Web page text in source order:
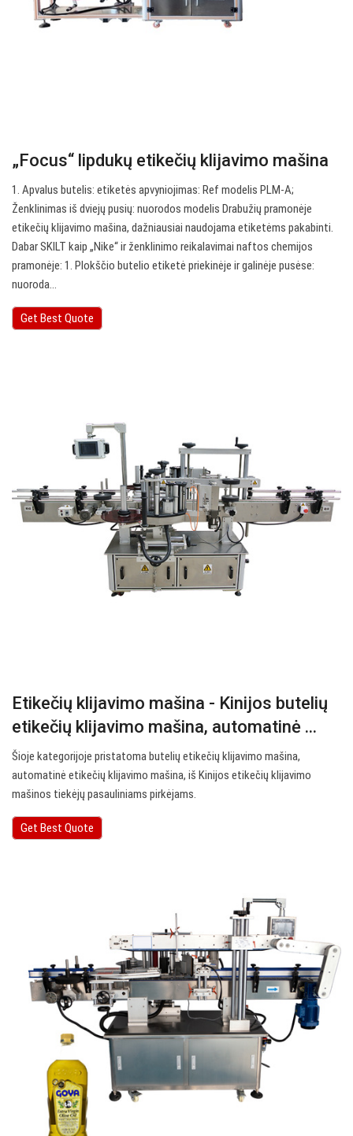
„Focus“ lipdukų etikečių klijavimo mašina
1. Apvalus butelis: etiketės apvyniojimas: Ref modelis PLM-A;
Ženklinimas iš dviejų pusių: nuorodos modelis Drabužių pramonėje
etikečių klijavimo mašina, dažniausiai naudojama etiketėms pakabinti.
Dabar SKILT kaip „Nike“ ir ženklinimo reikalavimai naftos chemijos
pramonėje: 1. Plokščio butelio etiketė priekinėje ir galinėje pusėse:
nuoroda…
Get Best Quote
Etikečių klijavimo mašina - Kinijos butelių
etikečių klijavimo mašina, automatinė ...
Šioje kategorijoje pristatoma butelių etikečių klijavimo mašina,
automatinė etikečių klijavimo mašina, iš Kinijos etikečių klijavimo
mašinos tiekėjų pasauliniams pirkėjams.
Get Best Quote